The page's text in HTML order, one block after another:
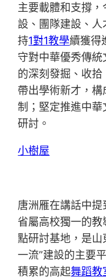
主要載體和支撐
設、團隊建設、
持1對1教學續獲得
守對中華優秀傳
的深刻發掘、收拾
帶出學術新才，
制；堅定推進中
研討。
小樹屋
唐洲雁在講話中
省屬高校獨一的教
點研討基地，是山
一流”建設的主要
積累的高起舞蹈教